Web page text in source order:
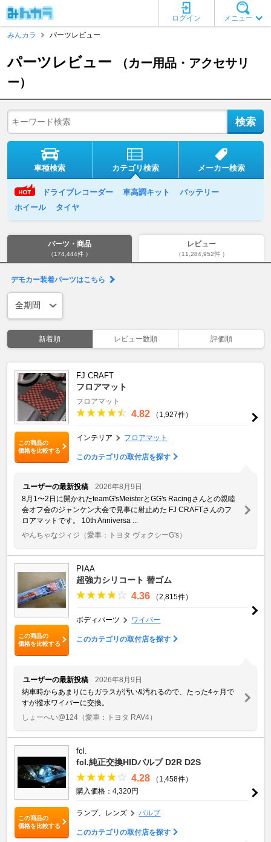
メニュー
ログイン
みんカラ
パーツレビュー
パーツレビュー
（カー用品・アクセサリ
ー）
車種検索 カテゴリ検索 メーカー検索
ドライブレコーダー 車高調キット
バッテリー
ホイール
タイヤ
パーツ・商品
（174,444件 ）
レビュー
（11,284,952件 ）
デモカー装着パーツはこちら
新着順 レビュー数順 評価順
この商品の
価格を比較する
FJ CRAFT
フロアマット
フロアマット
4.82 （1,927件）
インテリア フロアマット
このカテゴリの取付店を探す
ユーザーの最新投稿
2026年8月9日
8月1〜2日に開かれたteamG'sMeisterとGG's Racingさんとの親睦
会オフ会のジャンケン大会で見事に射止めた FJ CRAFTさんのフ
ロアマットです。 10th Anniversa ...
やんちゃなジィジ （愛車：トヨタ ヴォクシーG's）
この商品の
価格を比較する
PIAA
超強力シリコート 替ゴム
4.36 （2,815件）
ボディパーツ ワイパー
このカテゴリの取付店を探す
ユーザーの最新投稿
2026年8月9日
納車時からあまりにもガラスが汚い&汚れるので、たった4ヶ月で
すが撥水ワイパーに交換。
しょーへい@124 （愛車：トヨタ RAV4）
この商品の
価格を比較する
fcl.
fcl.純正交換HIDバルブ D2R D2S
4.28
（1,458件）
購入価格：4,320円
ランプ、レンズ バルブ
このカテゴリの取付店を探す